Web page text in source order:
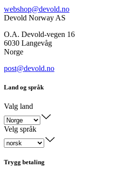
webshop@devold.no
Devold Norway AS
O.A. Devold-vegen 16
6030 Langevåg
Norge
post@devold.no
Land og språk
Valg land
Velg språk
Trygg betaling